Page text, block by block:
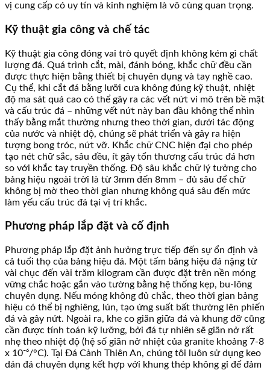
vị cung cấp có uy tín và kinh nghiệm là vô cùng quan trọng.
Kỹ thuật gia công và chế tác
Kỹ thuật gia công đóng vai trò quyết định không kém gì chất
lượng đá. Quá trình cắt, mài, đánh bóng, khắc chữ đều cần
được thực hiện bằng thiết bị chuyên dụng và tay nghề cao.
Cụ thể, khi cắt đá bằng lưỡi cưa không đúng kỹ thuật, nhiệt
độ ma sát quá cao có thể gây ra các vết nứt vi mô trên bề mặt
và cấu trúc đá – những vết nứt này ban đầu không thể nhìn
thấy bằng mắt thường nhưng theo thời gian, dưới tác động
của nước và nhiệt độ, chúng sẽ phát triển và gây ra hiện
tượng bong tróc, nứt vỡ. Khắc chữ CNC hiện đại cho phép
tạo nét chữ sắc, sâu đều, ít gây tổn thương cấu trúc đá hơn
so với khắc tay truyền thống. Độ sâu khắc chữ lý tưởng cho
bảng hiệu ngoài trời là từ 3mm đến 8mm – đủ sâu để chữ
không bị mờ theo thời gian nhưng không quá sâu đến mức
làm yếu cấu trúc đá tại vị trí khắc.
Phương pháp lắp đặt và cố định
Phương pháp lắp đặt ảnh hưởng trực tiếp đến sự ổn định và
cả tuổi thọ của bảng hiệu đá. Một tấm bảng hiệu đá nặng từ
vài chục đến vài trăm kilogram cần được đặt trên nền móng
vững chắc hoặc gắn vào tường bằng hệ thống kẹp, bu-lông
chuyên dụng. Nếu móng không đủ chắc, theo thời gian bảng
hiệu có thể bị nghiêng, lún, tạo ứng suất bất thường lên phiến
đá và gây nứt. Ngoài ra, khe co giãn giữa đá và khung đỡ cũng
cần được tính toán kỹ lưỡng, bởi đá tự nhiên sẽ giãn nở rất
nhẹ theo nhiệt độ (hệ số giãn nở nhiệt của granite khoảng 7-8
x 10⁻⁶/°C). Tại Đá Cảnh Thiên An, chúng tôi luôn sử dụng keo
dán đá chuyên dụng kết hợp với khung thép không gỉ để đảm